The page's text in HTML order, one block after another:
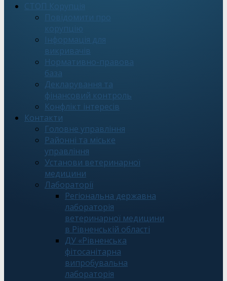
СТОП Корупція
Повідомити про
корупцію
Інформація для
викривачів
Нормативно-правова
база
Декларування та
фінансовий контроль
Конфлікт інтересів
Контакти
Головне управління
Районні та міське
управління
Установи ветеринарної
медицини
Лабораторії
Регіональна державна
лабораторія
ветеринарної медицини
в Рівненській області
ДУ «Рівненська
фітосанітарна
випробувальна
лабораторія